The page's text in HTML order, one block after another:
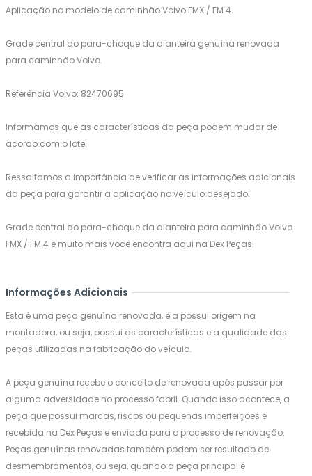
Aplicação no modelo de caminhão Volvo FMX / FM 4.
Grade central do para-choque da dianteira genuína renovada
para caminhão Volvo.
Referência Volvo: 82470695
Informamos que as características da peça podem mudar de
acordo com o lote.
Ressaltamos a importância de verificar as informações adicionais
da peça para garantir a aplicação no veículo desejado.
Grade central do para-choque da dianteira para caminhão Volvo
FMX / FM 4 e muito mais você encontra aqui na Dex Peças!
Informações Adicionais
Esta é uma peça genuína renovada, ela possui origem na
montadora, ou seja, possui as características e a qualidade das
peças utilizadas na fabricação do veículo.
A peça genuína recebe o conceito de renovada após passar por
alguma adversidade no processo fabril. Quando isso acontece, a
peça que possui marcas, riscos ou pequenas imperfeições é
recebida na Dex Peças e enviada para o processo de renovação.
Peças genuínas renovadas também podem ser resultado de
desmembramentos, ou seja, quando a peça principal é